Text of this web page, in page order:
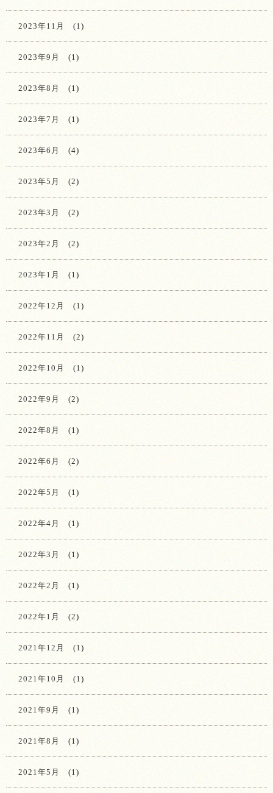
2023年11月 (1)
2023年9月 (1)
2023年8月 (1)
2023年7月 (1)
2023年6月 (4)
2023年5月 (2)
2023年3月 (2)
2023年2月 (2)
2023年1月 (1)
2022年12月 (1)
2022年11月 (2)
2022年10月 (1)
2022年9月 (2)
2022年8月 (1)
2022年6月 (2)
2022年5月 (1)
2022年4月 (1)
2022年3月 (1)
2022年2月 (1)
2022年1月 (2)
2021年12月 (1)
2021年10月 (1)
2021年9月 (1)
2021年8月 (1)
2021年5月 (1)